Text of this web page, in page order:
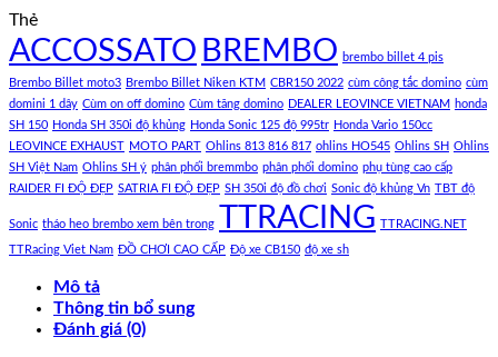
Thẻ
ACCOSSATO BREMBO brembo billet 4 pis
Brembo Billet moto3 Brembo Billet Niken KTM CBR150 2022 cùm công tắc domino cùm
domini 1 dây Cùm on off domino Cùm tăng domino DEALER LEOVINCE VIETNAM honda
SH 150 Honda SH 350i độ khủng Honda Sonic 125 độ 995tr Honda Vario 150cc
LEOVINCE EXHAUST MOTO PART Ohlins 813 816 817 ohlins HO545 Ohlins SH Ohlins
SH Việt Nam Ohlins SH ý phân phối bremmbo phân phối domino phụ tùng cao cấp
RAIDER FI ĐỘ ĐẸP SATRIA FI ĐỘ ĐẸP SH 350i độ đồ chơi Sonic độ khủng Vn TBT độ
Sonic tháo heo brembo xem bên trong TTRACING TTRACING.NET
TTRacing Viet Nam ĐỒ CHƠI CAO CẤP Độ xe CB150 độ xe sh
Mô tả
Thông tin bổ sung
Đánh giá (0)